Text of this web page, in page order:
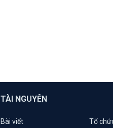
TÀI NGUYÊN
Bài viết Tổ